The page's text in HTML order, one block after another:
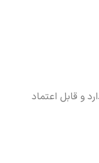
و قابل اعتماد